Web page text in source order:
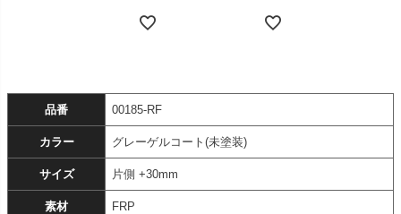
品番 00185-RF
カラー グレーゲルコート(未塗装)
サイズ 片側 +30mm
素材 FRP